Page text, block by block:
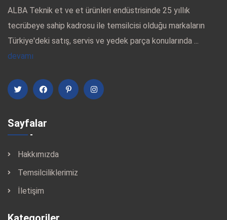
ALBA Teknik et ve et ürünleri endüstrisinde 25 yıllık
tecrübeye sahip kadrosu ile temsilcisi olduğu markaların
Türkiye'deki satış, servis ve yedek parça konularında ...
devamı
Sayfalar
Hakkımızda
Temsilciliklerimiz
İletişim